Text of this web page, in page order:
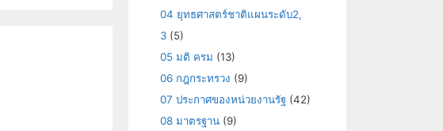
04 ยุทธศาสตร์ชาติแผนระดับ2,
3 (5)
05 มติ ครม (13)
06 กฎกระทรวง (9)
07 ประกาศของหน่วยงานรัฐ (42)
08 มาตรฐาน (9)